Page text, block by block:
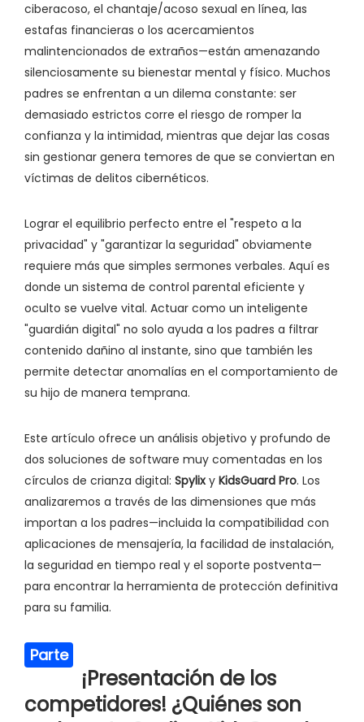
ciberacoso, el chantaje/acoso sexual en línea, las
estafas financieras o los acercamientos
malintencionados de extraños—están amenazando
silenciosamente su bienestar mental y físico. Muchos
padres se enfrentan a un dilema constante: ser
demasiado estrictos corre el riesgo de romper la
confianza y la intimidad, mientras que dejar las cosas
sin gestionar genera temores de que se conviertan en
víctimas de delitos cibernéticos.
Lograr el equilibrio perfecto entre el "respeto a la
privacidad" y "garantizar la seguridad" obviamente
requiere más que simples sermones verbales. Aquí es
donde un sistema de control parental eficiente y
oculto se vuelve vital. Actuar como un inteligente
"guardián digital" no solo ayuda a los padres a filtrar
contenido dañino al instante, sino que también les
permite detectar anomalías en el comportamiento de
su hijo de manera temprana.
Este artículo ofrece un análisis objetivo y profundo de
dos soluciones de software muy comentadas en los
círculos de crianza digital: Spylix y KidsGuard Pro. Los
analizaremos a través de las dimensiones que más
importan a los padres—incluida la compatibilidad con
aplicaciones de mensajería, la facilidad de instalación,
la seguridad en tiempo real y el soporte postventa—
para encontrar la herramienta de protección definitiva
para su familia.
Parte
¡Presentación de los
competidores! ¿Quiénes son